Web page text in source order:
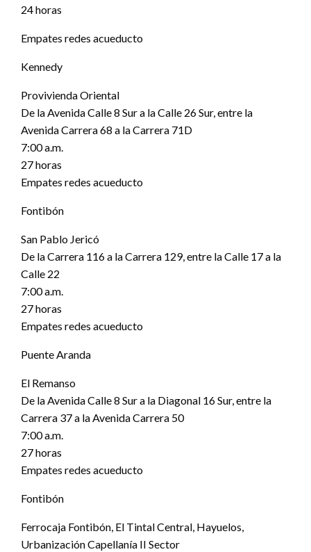
24 horas
Empates redes acueducto
Kennedy
Provivienda Oriental
De la Avenida Calle 8 Sur a la Calle 26 Sur, entre la
Avenida Carrera 68 a la Carrera 71D
7:00 a.m.
27 horas
Empates redes acueducto
Fontibón
San Pablo Jericó
De la Carrera 116 a la Carrera 129, entre la Calle 17 a la
Calle 22
7:00 a.m.
27 horas
Empates redes acueducto
Puente Aranda
El Remanso
De la Avenida Calle 8 Sur a la Diagonal 16 Sur, entre la
Carrera 37 a la Avenida Carrera 50
7:00 a.m.
27 horas
Empates redes acueducto
Fontibón
Ferrocaja Fontibón, El Tintal Central, Hayuelos,
Urbanización Capellanía II Sector